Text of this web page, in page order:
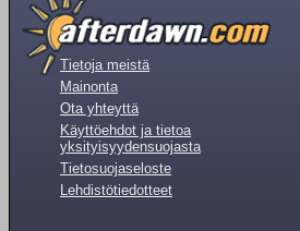
Tietoja meistä
Mainonta
Ota yhteyttä
Käyttöehdot ja tietoa
yksityisyydensuojasta
Tietosuojaseloste
Lehdistötiedotteet